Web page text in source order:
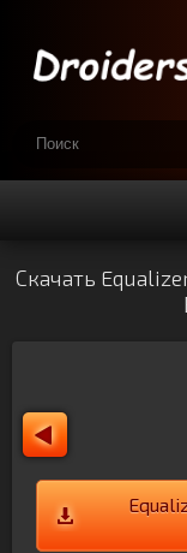
Скачать